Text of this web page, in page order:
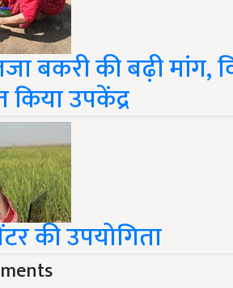
बकरी की बढ़ी मांग,
किया उपकेंद्र
की उपयोगिता